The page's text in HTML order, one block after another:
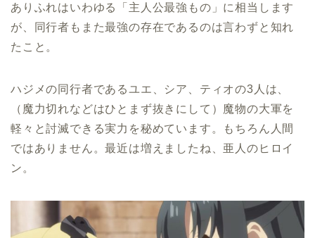
ありふれはいわゆる「主人公最強もの」に相当します
が、同行者もまた最強の存在であるのは言わずと知れ
たこと。
ハジメの同行者であるユエ、シア、ティオの3人は、
（魔力切れなどはひとまず抜きにして）魔物の大軍を
軽々と討滅できる実力を秘めています。もちろん人間
ではありません。最近は増えましたね、亜人のヒロイ
ン。